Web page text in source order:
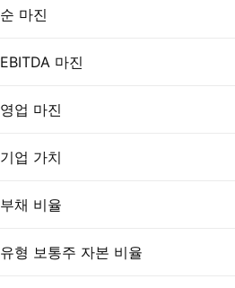
순 마진
EBITDA 마진
영업 마진
기업 가치
부채 비율
유형 보통주 자본 비율